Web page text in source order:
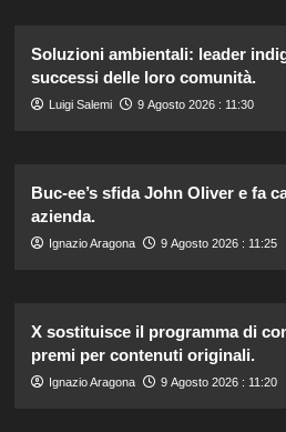
Soluzioni ambientali: leader
successi delle loro comunità.
Luigi Salemi 9 Agosto 2026 : 11:30
Buc-ee’s sfida John Oliver e fa
azienda.
Ignazio Aragona 9 Agosto 2026 : 11:25
X sostituisce il programma di
premi per contenuti originali.
Ignazio Aragona 9 Agosto 2026 : 11:20